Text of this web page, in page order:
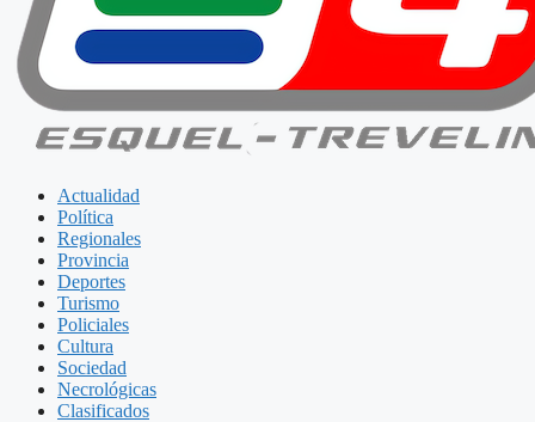
Actualidad
Política
Regionales
Provincia
Deportes
Turismo
Policiales
Cultura
Sociedad
Necrológicas
Clasificados